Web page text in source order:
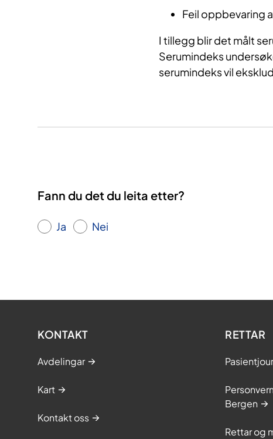
Feil oppbevaring
I tillegg blir det målt
Serumindeks
serumindeks vil
Fann du det du leita etter?
Ja Nei
KONTAKT
Avdelingar
Kart
Kontakt oss
RETTAR
Bergen
Rettar og